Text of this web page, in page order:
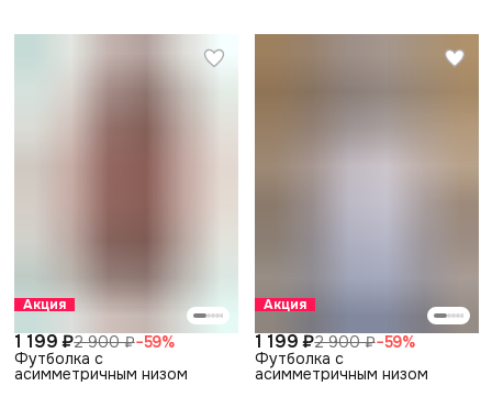
Акция
1 199 ₽2 900 ₽−59%
Футболка с
асимметричным низом
Акция
1 199 ₽2 900 ₽−59%
Футболка с
асимметричным низом